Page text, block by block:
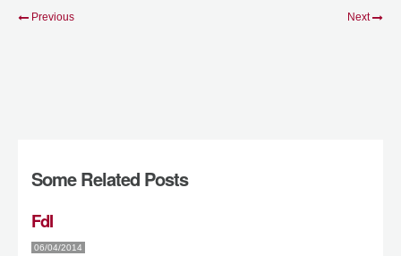
Previous Next
Some Related Posts
FdI
06/04/2014